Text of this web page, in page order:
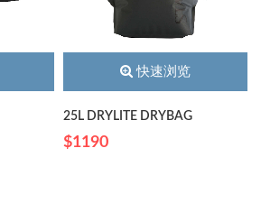
快速浏览
25L DRYLITE DRYBAG
$1190